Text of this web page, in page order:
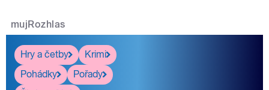
mujRozhlas
Hry a četby
Krimi
Pohádky
Pořady